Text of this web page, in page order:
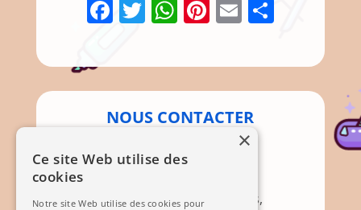
Facebook
Twitter
WhatsApp
Pinterest
Email
NOUS CONTACTER
Par Courrier
Mairie, 12 Rte de Brignoles,
×
Ce site Web utilise des
cookies
Notre site Web utilise des cookies pour